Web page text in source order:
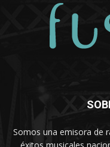
Somos una emisora de